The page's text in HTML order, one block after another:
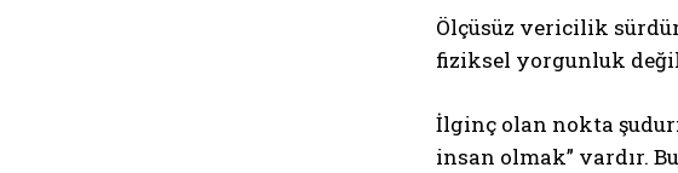
Ölçüsüz vericilik
fiziksel yorgunluk
İlginç olan nokta
insan olmak” vardır.